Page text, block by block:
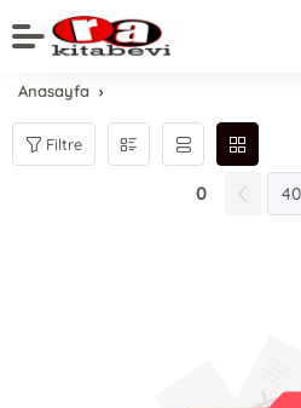
Anasayfa
Filtre
0